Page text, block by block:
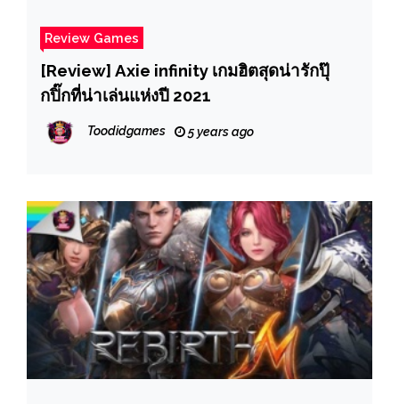
Review Games
[Review] Axie infinity เกมฮิตสุดน่ารักปุ๊
กปิ๊กที่น่าเล่นแห่งปี 2021
Toodidgames 5 years ago